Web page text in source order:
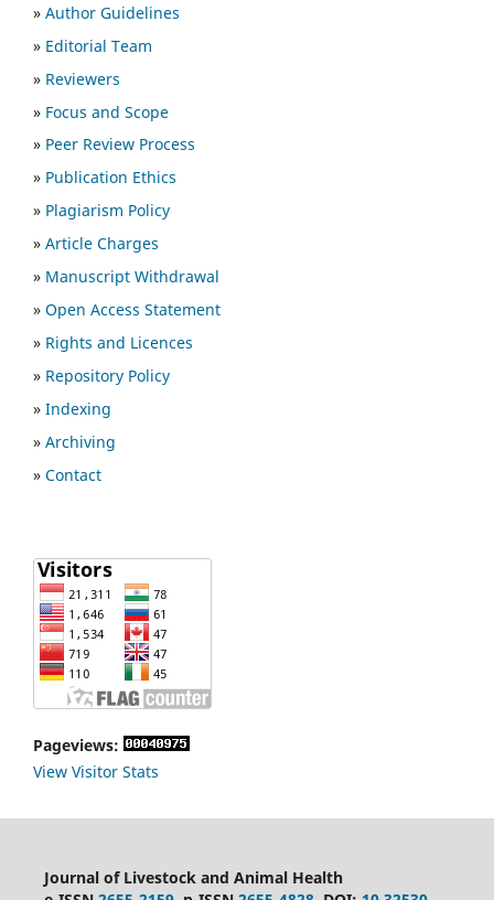
» Author Guidelines
» Editorial Team
» Reviewers
» Focus and Scope
» Peer Review Process
» Publication Ethics
» Plagiarism Policy
» Article Charges
» Manuscript Withdrawal
» Open Access Statement
» Rights and Licences
» Repository Policy
» Indexing
» Archiving
» Contact
Pageviews:
View Visitor Stats
Journal of Livestock and Animal Health